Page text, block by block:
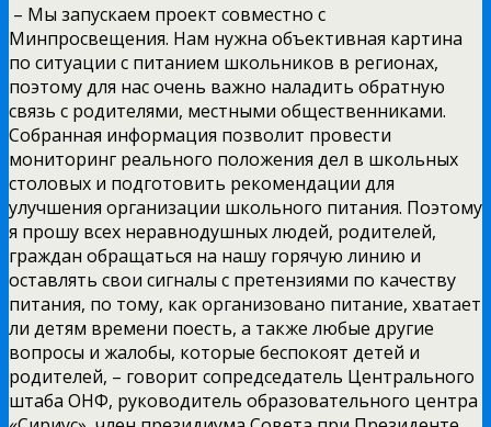
– Мы запускаем проект совместно с
Минпросвещения. Нам нужна объективная картина
по ситуации с питанием школьников в регионах,
поэтому для нас очень важно наладить обратную
связь с родителями, местными общественниками.
Собранная информация позволит провести
мониторинг реального положения дел в школьных
столовых и подготовить рекомендации для
улучшения организации школьного питания. Поэтому
я прошу всех неравнодушных людей, родителей,
граждан обращаться на нашу горячую линию и
оставлять свои сигналы с претензиями по качеству
питания, по тому, как организовано питание, хватает
ли детям времени поесть, а также любые другие
вопросы и жалобы, которые беспокоят детей и
родителей, – говорит сопредседатель Центрального
штаба ОНФ, руководитель образовательного центра